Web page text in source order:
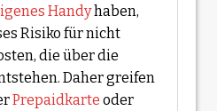
Handyhaben,
Risiko für nicht
die über die
Daher greifen
Prepaidkarte oder